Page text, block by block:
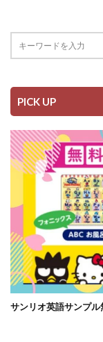
PICK UP
サンリオ英語サンプ